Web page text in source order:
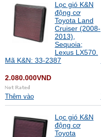
Lọc gió K&N
động cơ
Toyota Land
Cruiser (2008-
2013),
Sequoia;
Lexus LX570.
Mã K&N: 33-2387
2.080.000VND
Thêm vào
Lọc gió K&N
động cơ
Toyota